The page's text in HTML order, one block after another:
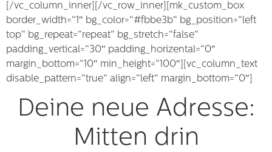
[/vc_column_inner][/vc_row_inner][mk_custom_box
border_width=“1″ bg_color=“#fbbe3b“ bg_position=“left
top“ bg_repeat=“repeat“ bg_stretch=“false“
padding_vertical=“30″ padding_horizental=“0″
margin_bottom=“10″ min_height=“100″][vc_column_text
disable_pattern=“true“ align=“left“ margin_bottom=“0″]
Deine neue Adresse:
Mitten drin